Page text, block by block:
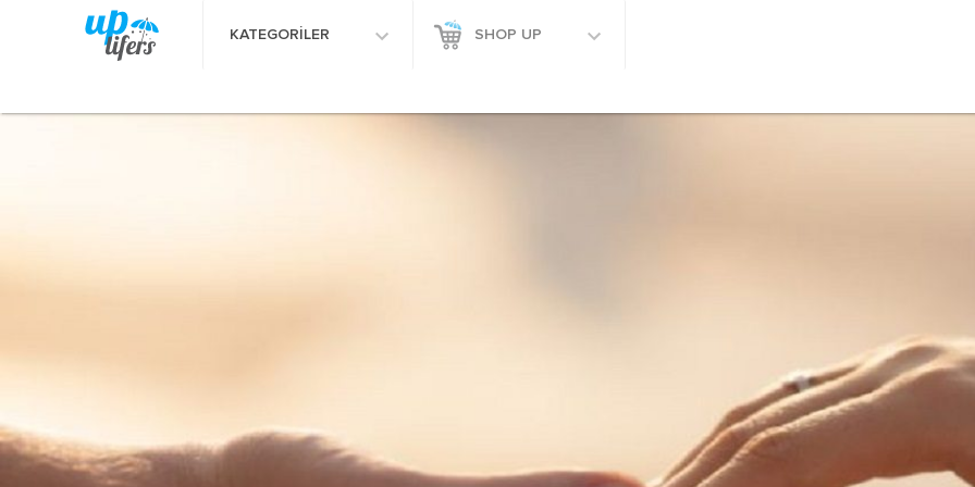
KATEGORİLER SHOP UP